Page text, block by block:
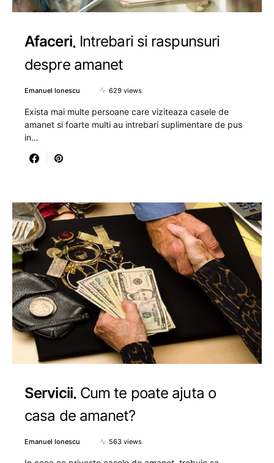
Afaceri Intrebari si raspunsuri
despre amanet
Emanuel Ionescu 629 views
Exista mai multe persoane care viziteaza casele de
amanet si foarte multi au intrebari suplimentare de pus
in…
Servicii Cum te poate ajuta o
casa de amanet?
Emanuel Ionescu 563 views